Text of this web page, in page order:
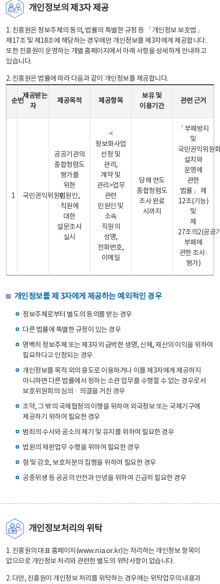
개인정보의 제3자 제공
1. 진흥원은 정보주체의 동의, 법률의 특별한 규정 등 「개인정보 보호법」
제17조 및 제18조에 해당하는 경우에만 개인정보를 제3자에게 제공합니다.
또한 진흥원이 운영하는 개별 홈페이지에서 아래 사항을 상세하게 안내하고
있습니다.
2. 진흥원은 법률에 따라 다음과 같이 개인정보를 제공합니다.
순번
제공받는
자
제공목적 제공항목
보유 및
이용기간
관련 근거
1 국민권익위원회
공공기관의
종합청렴도
평가를
위한
민원인,
직원에
대한
설문조사
실시
<
정보화사업
선정 및
관리,
계약 및
관리>업무
관련
민원인 및
소속
직원의
성명,
전화번호,
이메일
당해 연도
종합청렴도
조사 완료
시까지
「부패방지
및
국민권익위원
설치와
운영에
관한
법률」 제
12조(기능)
및
제
27조의2(공공
부패에
관한 조사·
평가)
개인정보를 제 3자에게 제공하는 예외적인 경우
정보주체로부터 별도의 동의를 받는 경우
다른 법률에 특별한 규정이 있는 경우
명백히 정보주체 또는 제3자의 급박한 생명, 신체, 재산의 이익을 위하여
필요하다고 인정되는 경우
개인정보를 목적 외의 용도로 이용하거나 이를 제3자에게 제공하지
아니하면 다른 법률에서 정하는 소관 업무를 수행할 수 없는 경우로서
보호위원회의 심의ㆍ의결을 거친 경우
조약, 그 밖의 국제협정의 이행을 위하여 외국정보 또는 국제기구에
제공하기 위하여 필요한 경우
범죄의 수사와 공소의 제기 및 유지를 위하여 필요한 경우
법원의 재판업무 수행을 위하여 필요한 경우
형 및 감호, 보호처분의 집행을 위하여 필요한 경우
공중위생 등 공공의 안전과 안녕을 위하여 긴급히 필요한 경우
개인정보처리의 위탁
1. 진흥원의 대표 홈페이지(www.nia.or.kr)는 처리하는 개인정보 항목이
없으므로 개인정보 처리와 관련한 별도의 위탁사항이 없습니다.
2. 다만, 진흥원이 개인정보 처리를 위탁하는 경우에는 위탁업무의 내용과